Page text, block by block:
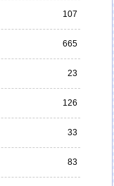
107
665
23
126
33
83